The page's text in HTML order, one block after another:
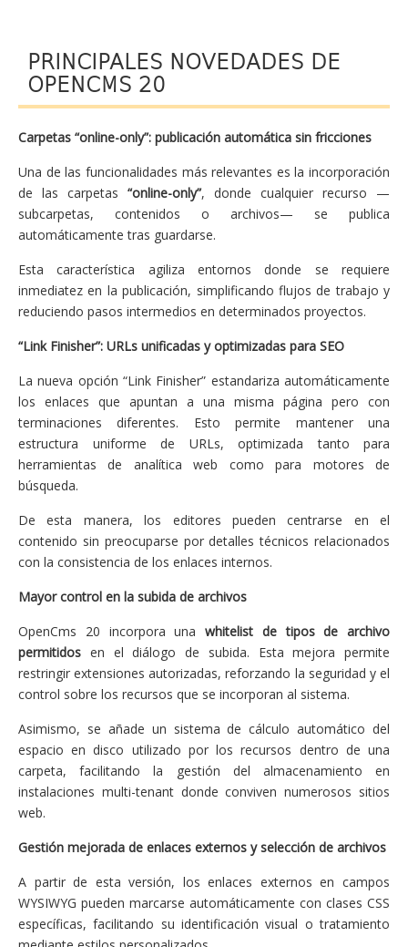
PRINCIPALES NOVEDADES DE
OPENCMS 20
Carpetas “online-only”: publicación automática sin fricciones
Una de las funcionalidades más relevantes es la incorporación
de las carpetas “online-only”, donde cualquier recurso —
subcarpetas, contenidos o archivos— se publica
automáticamente tras guardarse.
Esta característica agiliza entornos donde se requiere
inmediatez en la publicación, simplificando flujos de trabajo y
reduciendo pasos intermedios en determinados proyectos.
“Link Finisher”: URLs unificadas y optimizadas para SEO
La nueva opción “Link Finisher” estandariza automáticamente
los enlaces que apuntan a una misma página pero con
terminaciones diferentes. Esto permite mantener una
estructura uniforme de URLs, optimizada tanto para
herramientas de analítica web como para motores de
búsqueda.
De esta manera, los editores pueden centrarse en el
contenido sin preocuparse por detalles técnicos relacionados
con la consistencia de los enlaces internos.
Mayor control en la subida de archivos
OpenCms 20 incorpora una whitelist de tipos de archivo
permitidos en el diálogo de subida. Esta mejora permite
restringir extensiones autorizadas, reforzando la seguridad y el
control sobre los recursos que se incorporan al sistema.
Asimismo, se añade un sistema de cálculo automático del
espacio en disco utilizado por los recursos dentro de una
carpeta, facilitando la gestión del almacenamiento en
instalaciones multi-tenant donde conviven numerosos sitios
web.
Gestión mejorada de enlaces externos y selección de archivos
A partir de esta versión, los enlaces externos en campos
WYSIWYG pueden marcarse automáticamente con clases CSS
específicas, facilitando su identificación visual o tratamiento